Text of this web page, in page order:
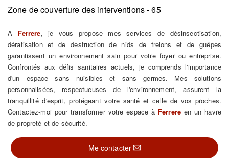
Zone de couverture des interventions - 65
À Ferrere, je vous propose mes services de désinsectisation,
dératisation et de destruction de nids de frelons et de guêpes
garantissent un environnement sain pour votre foyer ou entreprise.
Confrontés aux défis sanitaires actuels, je comprends l'importance
d'un espace sans nuisibles et sans germes. Mes solutions
personnalisées, respectueuses de l'environnement, assurent la
tranquillité d'esprit, protégeant votre santé et celle de vos proches.
Contactez-moi pour transformer votre espace à Ferrere en un havre
de propreté et de sécurité.
Me contacter